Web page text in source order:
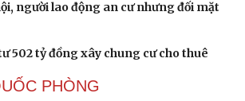
người lao động an cư nhưng đối mặt
502 tỷ đồng xây chung cư cho thuê
PHÒNG